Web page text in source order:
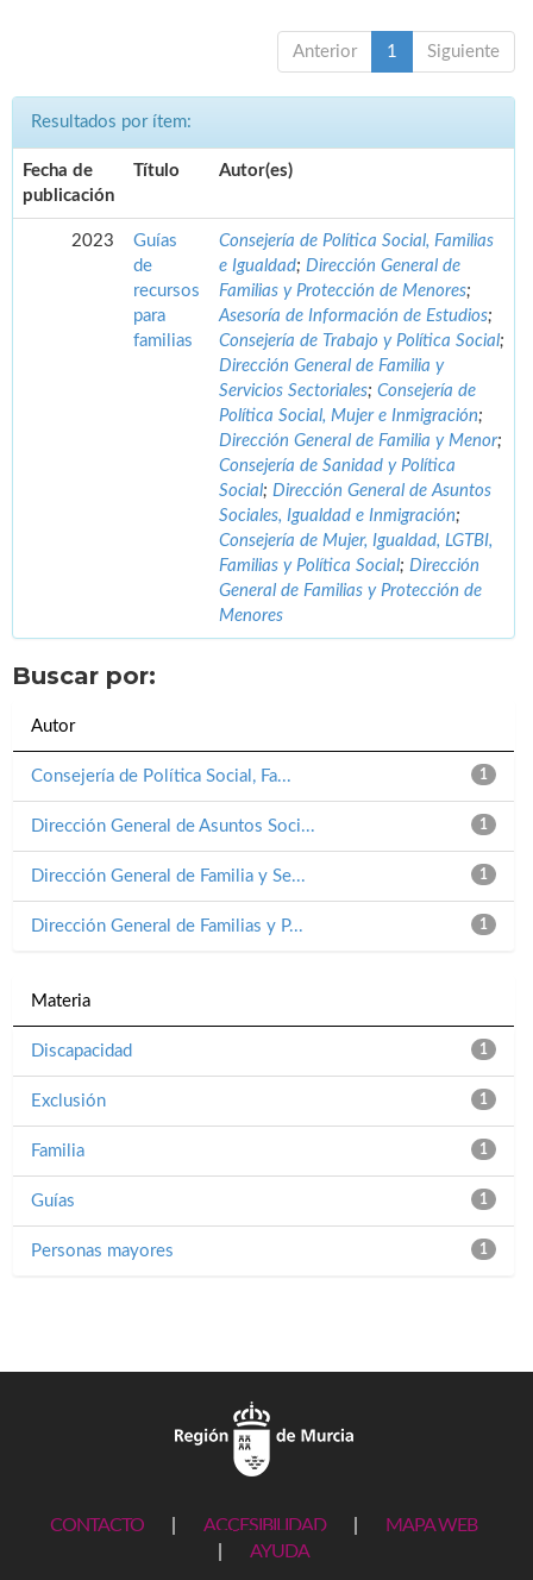
Anterior 1 Siguiente
Resultados por ítem:
Fecha de
publicación
Título Autor(es)
2023
Guías
de
recursos
para
familias
Consejería de Política Social, Familias
e Igualdad; Dirección General de
Familias y Protección de Menores;
Asesoría de Información de Estudios;
Consejería de Trabajo y Política Social;
Dirección General de Familia y
Servicios Sectoriales; Consejería de
Política Social, Mujer e Inmigración;
Dirección General de Familia y Menor;
Consejería de Sanidad y Política
Social; Dirección General de Asuntos
Sociales, Igualdad e Inmigración;
Consejería de Mujer, Igualdad, LGTBI,
Familias y Política Social; Dirección
General de Familias y Protección de
Menores
Buscar por:
Autor
1
Consejería de Política Social, Fa...
1
Dirección General de Asuntos Soci...
1
Dirección General de Familia y Se...
1
Dirección General de Familias y P...
Materia
1
Discapacidad
1
Exclusión
1
Familia
1
Guías
1
Personas mayores
CONTACTO ACCESIBILIDAD
MAPA WEB
AYUDA